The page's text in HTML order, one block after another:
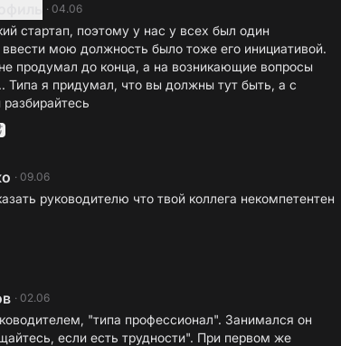
· 04.06
стартап, поэтому у нас у всех был один
мою должность было тоже его инициативой.
продумал до конца, а на возникающие вопросы
Типа я придумал, что вы должны тут быть, а с
· 09.06
руководителю что твой коллега некомпетентен
· 02.06
"типа профессионал". Занимался он
если есть трудности". При первом же